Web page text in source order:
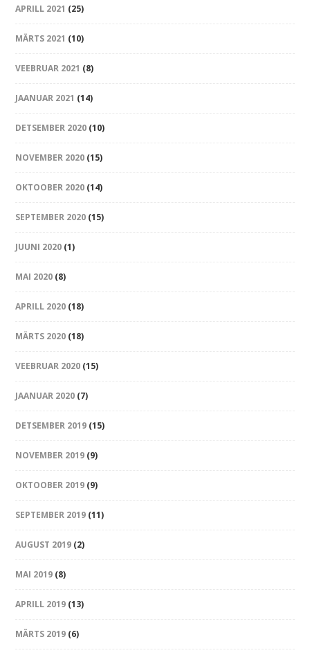
APRILL 2021 (25)
MÄRTS 2021 (10)
VEEBRUAR 2021 (8)
JAANUAR 2021 (14)
DETSEMBER 2020 (10)
NOVEMBER 2020 (15)
OKTOOBER 2020 (14)
SEPTEMBER 2020 (15)
JUUNI 2020 (1)
MAI 2020 (8)
APRILL 2020 (18)
MÄRTS 2020 (18)
VEEBRUAR 2020 (15)
JAANUAR 2020 (7)
DETSEMBER 2019 (15)
NOVEMBER 2019 (9)
OKTOOBER 2019 (9)
SEPTEMBER 2019 (11)
AUGUST 2019 (2)
MAI 2019 (8)
APRILL 2019 (13)
MÄRTS 2019 (6)